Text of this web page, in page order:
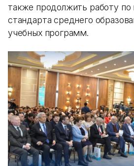
также продолжить работу
стандарта среднего
учебных программ.